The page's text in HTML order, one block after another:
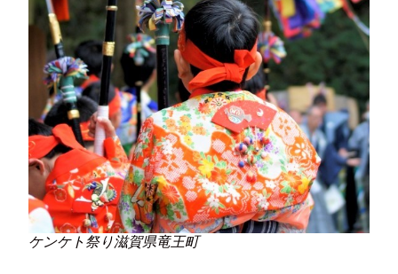
ケンケト祭り滋賀県竜王町